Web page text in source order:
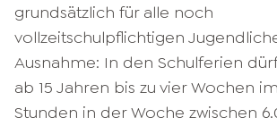
grundsätzlich für alle noch
vollzeitschulpflichtigen
Ausnahme: In den Schulferien
ab 15 Jahren bis zu vier Wochen
Stunden in der Woche zwischen